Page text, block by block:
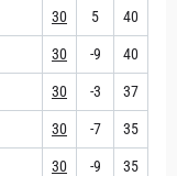
30 5 40
30 -9 40
30 -3 37
30 -7 35
30 -9 35